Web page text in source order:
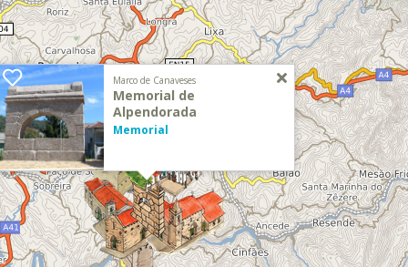
Marco de Canaveses
Memorial de
Alpendorada
Memorial